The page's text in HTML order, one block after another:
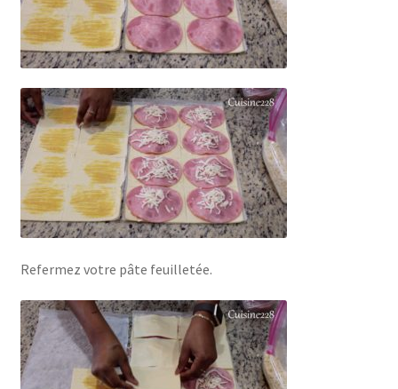
Refermez votre pâte feuilletée.